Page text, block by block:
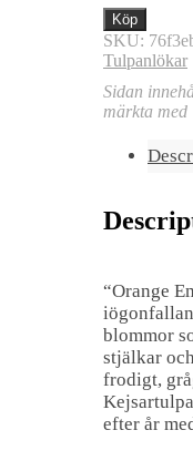
Köp
SKU:
Tulpanlökar
Sidan
märkta med
“Orange
blommor
stjälkar
frodigt,
efter år